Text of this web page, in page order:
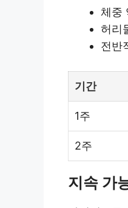
체중
허리
전반
기간
1주
2주
지속 가